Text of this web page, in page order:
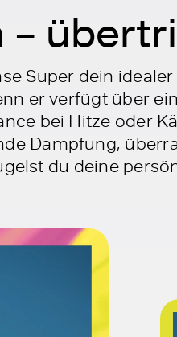
–
Super dein
er verfügt über
bei Hitze oder
Dämpfung,
du deine